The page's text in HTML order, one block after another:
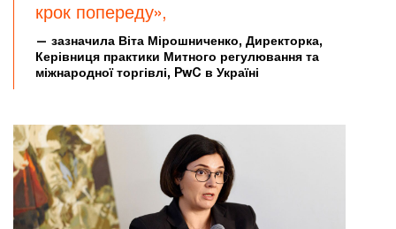
крок попереду»,
— зазначила Віта Мірошниченко, Директорка,
Керівниця практики Митного регулювання та
міжнародної торгівлі, PwC в Україні